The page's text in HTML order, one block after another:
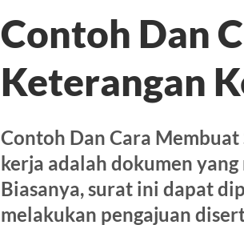
Contoh Dan
Keterangan
Contoh Dan Cara
kerja adalah dokumen
Biasanya, surat ini dapat
melakukan pengajuan